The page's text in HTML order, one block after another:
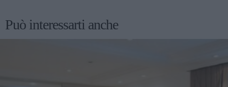
Può interessarti anche